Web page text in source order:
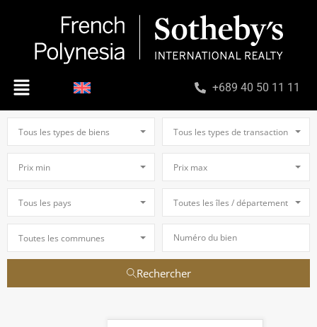
+689 40 50 11 11
Tous les types de biens Tous les types de transaction
Prix min Prix max
Tous les pays Toutes les îles / départements
Toutes les communes
Rechercher